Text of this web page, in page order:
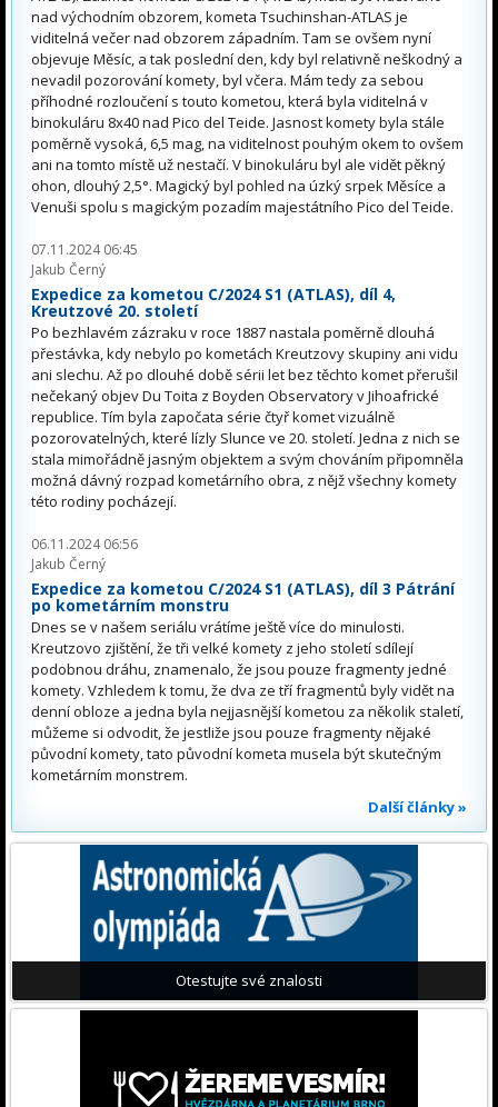
nad východním obzorem, kometa Tsuchinshan-ATLAS je
viditelná večer nad obzorem západním. Tam se ovšem nyní
objevuje Měsíc, a tak poslední den, kdy byl relativně neškodný a
nevadil pozorování komety, byl včera. Mám tedy za sebou
příhodné rozloučení s touto kometou, která byla viditelná v
binokuláru 8x40 nad Pico del Teide. Jasnost komety byla stále
poměrně vysoká, 6,5 mag, na viditelnost pouhým okem to ovšem
ani na tomto místě už nestačí. V binokuláru byl ale vidět pěkný
ohon, dlouhý 2,5°. Magický byl pohled na úzký srpek Měsíce a
Venuši spolu s magickým pozadím majestátního Pico del Teide.
07.11.2024 06:45
Jakub Černý
Expedice za kometou C/2024 S1 (ATLAS), díl 4,
Kreutzové 20. století
Po bezhlavém zázraku v roce 1887 nastala poměrně dlouhá
přestávka, kdy nebylo po kometách Kreutzovy skupiny ani vidu
ani slechu. Až po dlouhé době sérii let bez těchto komet přerušil
nečekaný objev Du Toita z Boyden Observatory v Jihoafrické
republice. Tím byla započata série čtyř komet vizuálně
pozorovatelných, které lízly Slunce ve 20. století. Jedna z nich se
stala mimořádně jasným objektem a svým chováním připomněla
možná dávný rozpad kometárního obra, z nějž všechny komety
této rodiny pocházejí.
06.11.2024 06:56
Jakub Černý
Expedice za kometou C/2024 S1 (ATLAS), díl 3 Pátrání
po kometárním monstru
Dnes se v našem seriálu vrátíme ještě více do minulosti.
Kreutzovo zjištění, že tři velké komety z jeho století sdílejí
podobnou dráhu, znamenalo, že jsou pouze fragmenty jedné
komety. Vzhledem k tomu, že dva ze tří fragmentů byly vidět na
denní obloze a jedna byla nejjasnější kometou za několik staletí,
můžeme si odvodit, že jestliže jsou pouze fragmenty nějaké
původní komety, tato původní kometa musela být skutečným
kometárním monstrem.
Další články »
Otestujte své znalosti